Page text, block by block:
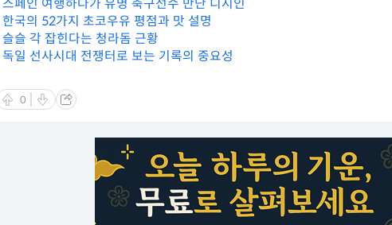
스페인 여행하다가 유명 축구선수 만난 디시인
한국의 52가지 초코우유 평점과 맛 설명
슬슬 각 잡힌다는 청라돔 근황
독일 선사시대 전쟁터로 보는 기록의 중요성
0